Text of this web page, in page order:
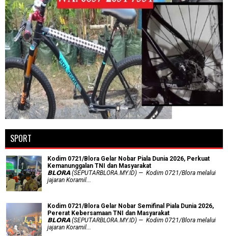
SPORT
Kodim 0721/Blora Gelar Nobar Piala Dunia 2026, Perkuat
Kemanunggalan TNI dan Masyarakat
𝗕𝗟𝗢𝗥𝗔 (SEPUTARBLORA.MY.ID) — Kodim 0721/Blora melalui
jajaran Koramil...
Kodim 0721/Blora Gelar Nobar Semifinal Piala Dunia 2026,
Pererat Kebersamaan TNI dan Masyarakat
𝗕𝗟𝗢𝗥𝗔 (SEPUTARBLORA.MY.ID) — Kodim 0721/Blora melalui
jajaran Koramil...